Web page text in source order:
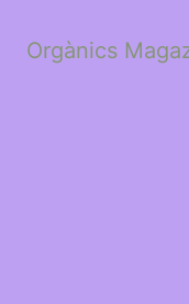
Orgànics